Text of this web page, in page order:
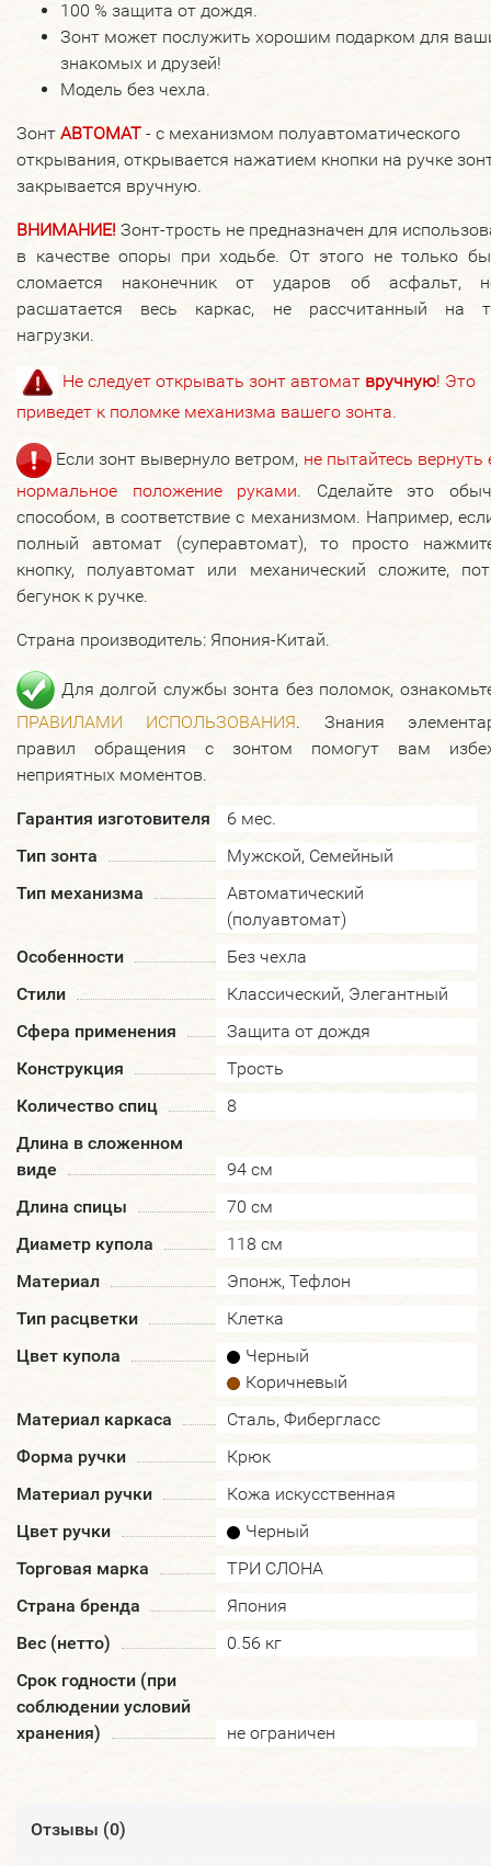
100 % защита от дождя.
Зонт может послужить хорошим подарком для
знакомых и друзей!
Модель без чехла.
Зонт АВТОМАТ - с механизмом полуавтоматического
открывания, открывается нажатием кнопки на ручке
закрывается вручную.
ВНИМАНИЕ! Зонт-трость не предназначен для
в качестве опоры при ходьбе. От этого не только
сломается наконечник от ударов об асфальт,
расшатается весь каркас, не рассчитанный на
нагрузки.
Не следует открывать зонт автомат вручную! Это
приведет к поломке механизма вашего зонта.
Если зонт вывернуло ветром, не пытайтесь вернуть
нормальное положение руками. Сделайте это
способом, в соответствие с механизмом. Например,
полный автомат (суперавтомат), то просто
кнопку, полуавтомат или механический сложите,
бегунок к ручке.
Страна производитель: Япония-Китай.
Для долгой службы зонта без поломок,
ПРАВИЛАМИ ИСПОЛЬЗОВАНИЯ. Знания
правил обращения с зонтом помогут вам
неприятных моментов.
Гарантия изготовителя
6 мес.
Тип зонта
Мужской, Семейный
Тип механизма
Автоматический
(полуавтомат)
Особенности
Без чехла
Стили
Классический, Элегантный
Сфера применения
Защита от дождя
Конструкция
Трость
Количество спиц
8
Длина в сложенном
виде
94 см
Длина спицы
70 см
Диаметр купола
118 см
Материал
Эпонж, Тефлон
Тип расцветки
Клетка
Цвет купола
Черный
Коричневый
Материал каркаса
Сталь, Фибергласс
Форма ручки
Крюк
Материал ручки
Кожа искусственная
Цвет ручки
Черный
Торговая марка
ТРИ СЛОНА
Страна бренда
Япония
Вес (нетто)
0.56 кг
Срок годности (при
соблюдении условий
хранения)
не ограничен
Отзывы (0)